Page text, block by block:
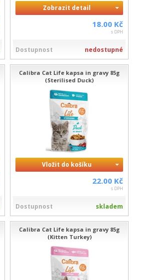
Zobrazit detail
18.00 Kč
s DPH
Dostupnost nedostupné
Calibra Cat Life kapsa in gravy 85g
(Sterilised Duck)
Vložit do košíku
22.00 Kč
s DPH
Dostupnost skladem
Calibra Cat Life kapsa in gravy 85g
(Kitten Turkey)